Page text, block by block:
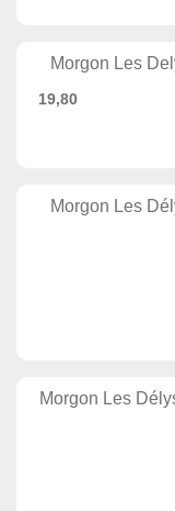
Morgon Les
19,80
Morgon Les
Morgon Les